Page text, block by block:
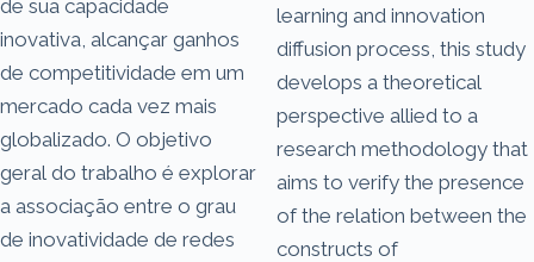
de sua capacidade
inovativa, alcançar ganhos
de competitividade em um
mercado cada vez mais
globalizado. O objetivo
geral do trabalho é explorar
a associação entre o grau
de inovatividade de redes
learning and innovation
diffusion process, this study
develops a theoretical
perspective allied to a
research methodology that
aims to verify the presence
of the relation between the
constructs of